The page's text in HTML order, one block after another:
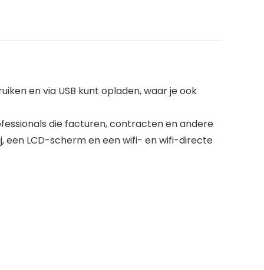
en via USB kunt opladen, waar je ook
die facturen, contracten en andere
LCD-scherm en een wifi- en wifi-directe